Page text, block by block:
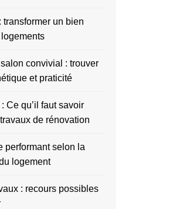
un bien
convivial : trouver
et praticité
Ce qu’il faut savoir
de rénovation
performant selon la
logement
: recours possibles